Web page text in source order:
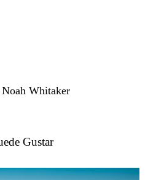
Whitaker
Gustar